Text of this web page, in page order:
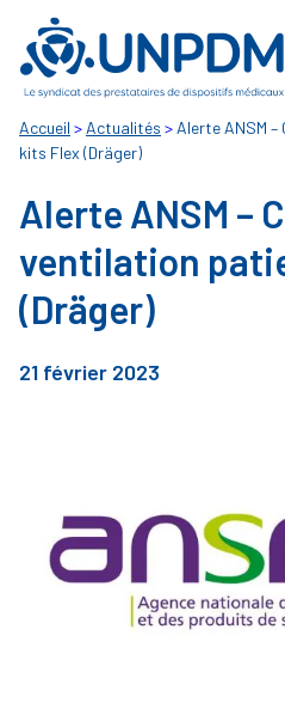
Accueil > Actualités > Alerte ANSM
kits Flex (Dräger)
Alerte ANSM –
ventilation
(Dräger)
21 février 2023